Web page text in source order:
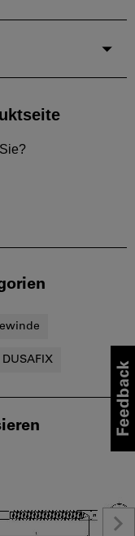
DUSAFIX